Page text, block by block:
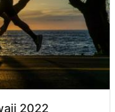
2022